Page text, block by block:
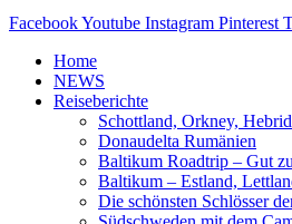
FacebookYoutube Instagram Pinterest
Home
NEWS
Reiseberichte
Schottland, Orkney,
Donaudelta Rumänien
Baltikum Roadtrip – Gut
Baltikum – Estland,
Die schönsten Schlösser